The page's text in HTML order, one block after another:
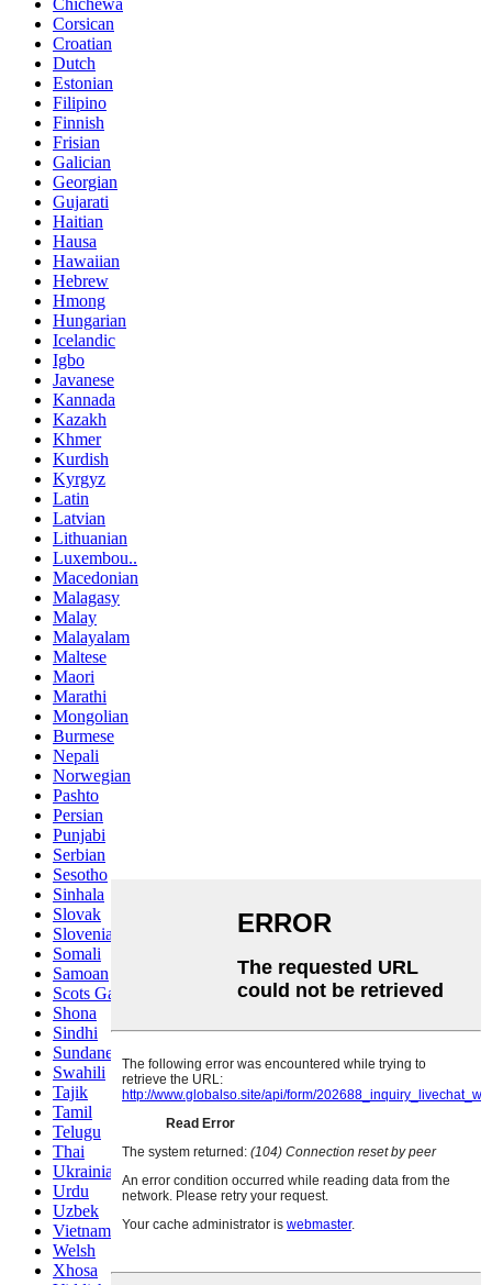
Chichewa
Corsican
Croatian
Dutch
Estonian
Filipino
Finnish
Frisian
Galician
Georgian
Gujarati
Haitian
Hausa
Hawaiian
Hebrew
Hmong
Hungarian
Icelandic
Igbo
Javanese
Kannada
Kazakh
Khmer
Kurdish
Kyrgyz
Latin
Latvian
Lithuanian
Luxembou..
Macedonian
Malagasy
Malay
Malayalam
Maltese
Maori
Marathi
Mongolian
Burmese
Nepali
Norwegian
Pashto
Persian
Punjabi
Serbian
Sesotho
Sinhala
Slovak
Slovenian
Somali
Samoan
Scots Gaelic
Shona
Sindhi
Sundanese
Swahili
Tajik
Tamil
Telugu
Thai
Ukrainian
Urdu
Uzbek
Vietnamese
Welsh
Xhosa